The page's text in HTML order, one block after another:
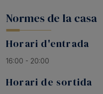
Normes de la casa
Horari d'entrada
16:00 - 20:00
Horari de sortida